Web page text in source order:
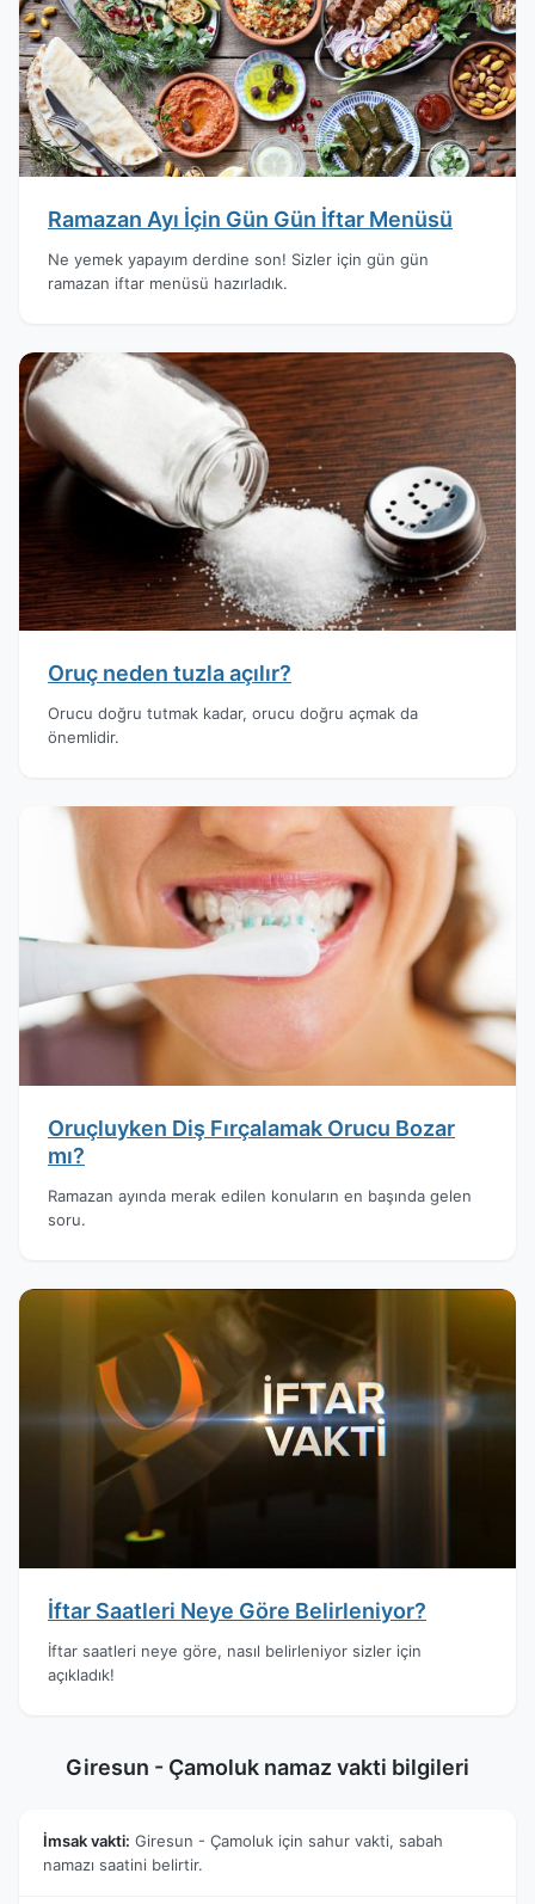
Ramazan Ayı İçin Gün Gün İftar Menüsü
Ne yemek yapayım derdine son! Sizler için gün gün
ramazan iftar menüsü hazırladık.
Oruç neden tuzla açılır?
Orucu doğru tutmak kadar, orucu doğru açmak da
önemlidir.
Oruçluyken Diş Fırçalamak Orucu Bozar
mı?
Ramazan ayında merak edilen konuların en başında gelen
soru.
İftar Saatleri Neye Göre Belirleniyor?
İftar saatleri neye göre, nasıl belirleniyor sizler için
açıkladık!
Giresun - Çamoluk namaz vakti bilgileri
İmsak vakti: Giresun - Çamoluk için sahur vakti, sabah
namazı saatini belirtir.